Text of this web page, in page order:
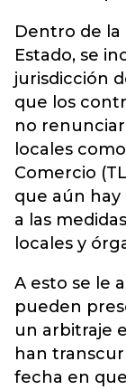
Dentro de la
Estado, se
jurisdicción
que los
no
locales
Comercio
que aún
a las
locales y
A esto se le
pueden
un arbitraje
han
fecha en